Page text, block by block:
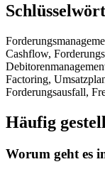
Cashflow,
Factoring,
Forderungsausfall,
Häufig
Worum geht es